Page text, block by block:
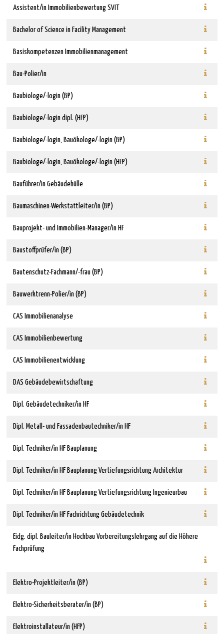
Assistent/in Immobilienbewertung SVIT
Bachelor of Science in Facility Management
Basiskompetenzen Immobilienmanagement
Bau-Polier/in
Baubiologe/-login (BP)
Baubiologe/-login dipl. (HFP)
Baubiologe/-login, Bauökologe/-login (BP)
Baubiologe/-login, Bauökologe/-login (HFP)
Bauführer/in Gebäudehülle
Baumaschinen-Werkstattleiter/in (BP)
Bauprojekt- und Immobilien-Manager/in HF
Baustoffprüfer/in (BP)
Bautenschutz-Fachmann/-frau (BP)
Bauwerktrenn-Polier/in (BP)
CAS Immobilienanalyse
CAS Immobilienbewertung
CAS Immobilienentwicklung
DAS Gebäudebewirtschaftung
Dipl. Gebäudetechniker/in HF
Dipl. Metall- und Fassadenbautechniker/in HF
Dipl. Techniker/in HF Bauplanung
Dipl. Techniker/in HF Bauplanung Vertiefungsrichtung Architektur
Dipl. Techniker/in HF Bauplanung Vertiefungsrichtung Ingenieurbau
Dipl. Techniker/in HF Fachrichtung Gebäudetechnik
Eidg. dipl. Bauleiter/in Hochbau Vorbereitungslehrgang auf die Höhere
Fachprüfung
Elektro-Projektleiter/in (BP)
Elektro-Sicherheitsberater/in (BP)
Elektroinstallateur/in (HFP)